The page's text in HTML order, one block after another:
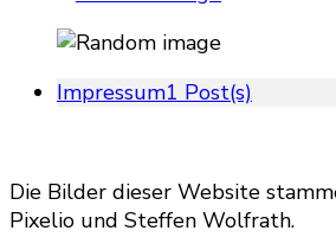
Impressum1 Post(s)
Die Bilder dieser Website
Pixelio und Steffen Wolfrath.